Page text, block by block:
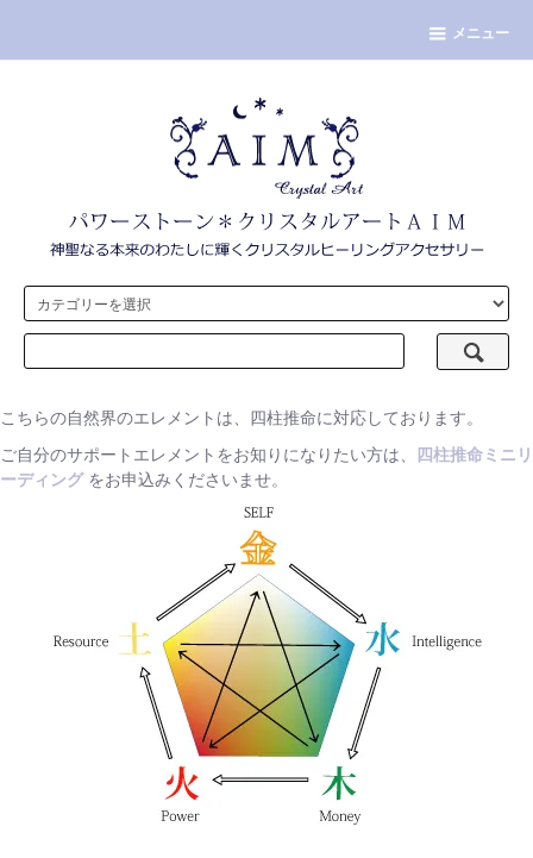
メニュー
こちらの自然界のエレメントは、四柱推命に対応しております。
ご自分のサポートエレメントをお知りになりたい方は、
四柱推命ミニリ
ーディングをお申込みくださいませ。